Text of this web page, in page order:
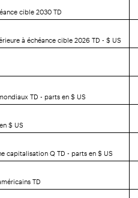
cible 2030 TD
à échéance cible 2026 TD - $ US
TD - parts en $ US
$ US
capitalisation Q TD - parts en $ US
TD